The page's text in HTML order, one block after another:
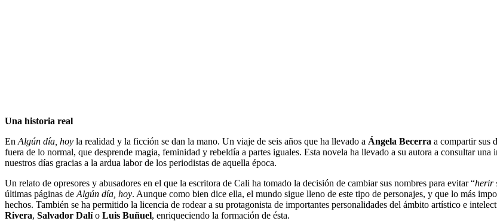
Una historia real
En Algún día, hoy la realidad y la ficción se dan la mano. Un viaje de seis años que ha llevado a Ángela Becerra a compartir sus
fuera de lo normal, que desprende magia, feminidad y rebeldía a partes iguales. Esta novela ha llevado a su autora a consultar
nuestros días gracias a la ardua labor de los periodistas de aquella época.
Un relato de opresores y abusadores en el que la escritora de Cali ha tomado la decisión de cambiar sus nombres para evitar “herir
últimas páginas de Algún día, hoy. Aunque como bien dice ella, el mundo sigue lleno de este tipo de personajes, y que lo más
hechos. También se ha permitido la licencia de rodear a su protagonista de importantes personalidades del ámbito artístico e
Rivera, Salvador Dalío Luis Buñuel, enriqueciendo la formación de ésta.